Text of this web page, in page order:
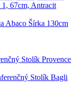
67cm, Antracit
Abaco Šírka 130cm
Stolík Provence
Stolík Bagli